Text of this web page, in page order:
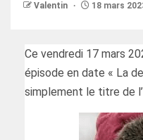
Valentin 18 mars
Ce vendredi 17 mars
épisode en date « La
simplement le titre de